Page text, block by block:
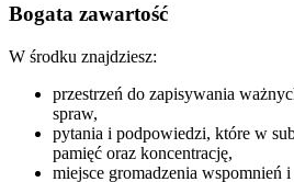
Bogata zawartość
W środku znajdziesz:
przestrzeń do zapisywania
spraw,
pytania i podpowiedzi, które w
pamięć oraz koncentrację,
miejsce gromadzenia wspomnień